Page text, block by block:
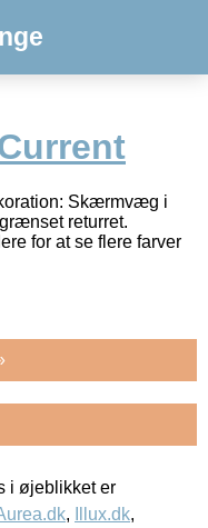
Skærmvæg i
returret.
for at se flere farver
i øjeblikket er
, Illux.dk,